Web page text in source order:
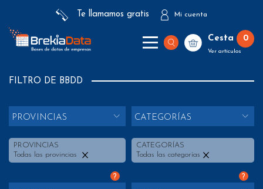
Te llamamos gratis Mi cuenta
Cesta 0
Ver artículos
FILTRO DE BBDD
PROVINCIAS
PROVINCIAS
Todas las provincias
CATEGORÍAS
CATEGORÍAS
Todas las categorías
? ?